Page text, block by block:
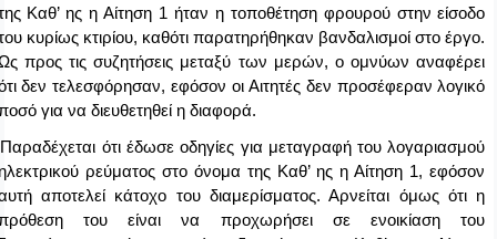
Καθ’ ης η Αίτηση 1 ήταν η τοποθέτηση φρουρού στην είσοδο
κυρίως κτιρίου, καθότι παρατηρήθηκαν βανδαλισμοί στο έργο.
προς τις συζητήσεις μεταξύ των μερών, ο ομνύων αναφέρει
δεν τελεσφόρησαν, εφόσον οι Αιτητές δεν προσέφεραν λογικό
για να διευθετηθεί η διαφορά.
Παραδέχεται ότι έδωσε οδηγίες για μεταγραφή του λογαριασμού
ρεύματος στο όνομα της Καθ’ ης η Αίτηση 1, εφόσον
αποτελεί κάτοχο του διαμερίσματος. Αρνείται όμως ότι η
του είναι να προχωρήσει σε ενοικίαση του